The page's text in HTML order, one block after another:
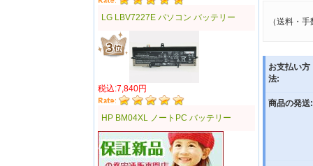
LG LBV7227E パソコン バッテリー
税込:7,840円
HP BM04XL ノートPC バッテリー
（送料・
お支払い方
法:
商品の発送: